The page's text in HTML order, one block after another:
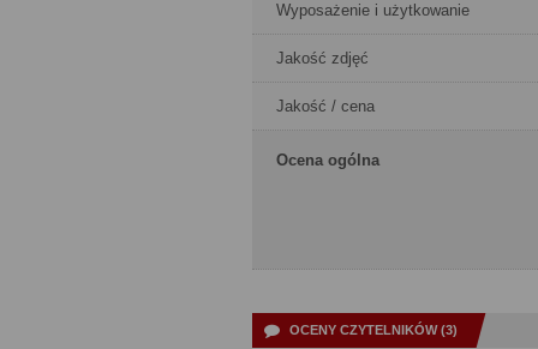
Wyposażenie i użytkowanie
Jakość zdjęć
Jakość / cena
Ocena ogólna
OCENY CZYTELNIKÓW (3)